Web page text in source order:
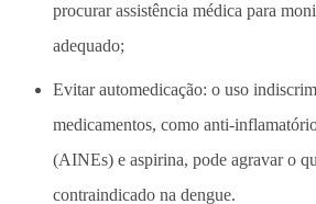
procurar assistência médica para
adequado;
Evitar automedicação: o uso
medicamentos, como anti-
(AINEs) e aspirina, pode agravar o
contraindicado na dengue.